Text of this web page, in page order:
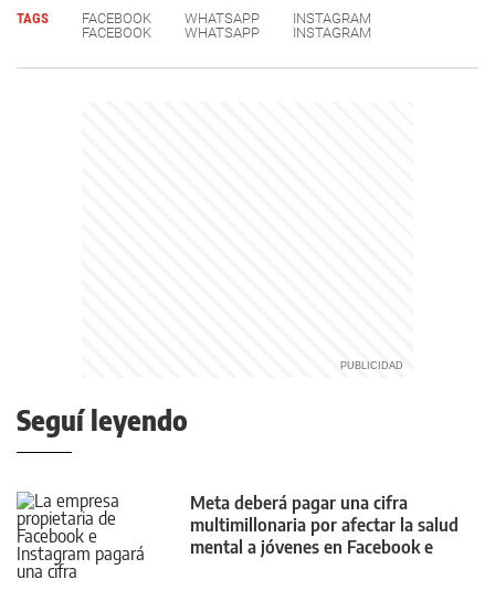
TAGS FACEBOOK WHATSAPP
INSTAGRAM
FACEBOOK
WHATSAPP INSTAGRAM
Seguí leyendo
Meta deberá pagar una cifra
multimillonaria por afectar la salud
mental a jóvenes en Facebook e